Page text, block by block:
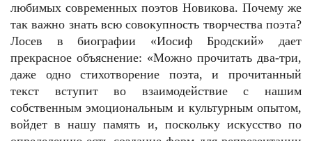
любимых современных поэтов Новикова. Почему же
так важно знать всю совокупность творчества поэта?
Лосев в биографии «Иосиф Бродский» дает
прекрасное объяснение: «Можно прочитать два-три,
даже одно стихотворение поэта, и прочитанный
текст вступит во взаимодействие с нашим
собственным эмоциональным и культурным опытом,
войдет в нашу память и, поскольку искусство по